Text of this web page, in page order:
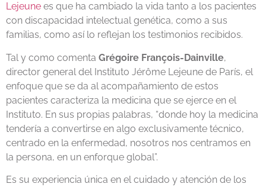
Lejeune es que ha cambiado la vida tanto a los pacientes
con discapacidad intelectual genética, como a sus
familias, como así lo reflejan los testimonios recibidos.
Tal y como comenta Grégoire François-Dainville,
director general del Instituto Jérôme Lejeune de París, el
enfoque que se da al acompañamiento de estos
pacientes caracteriza la medicina que se ejerce en el
Instituto. En sus propias palabras, “donde hoy la medicina
tendería a convertirse en algo exclusivamente técnico,
centrado en la enfermedad, nosotros nos centramos en
la persona, en un enforque global”.
Es su experiencia única en el cuidado y atención de los